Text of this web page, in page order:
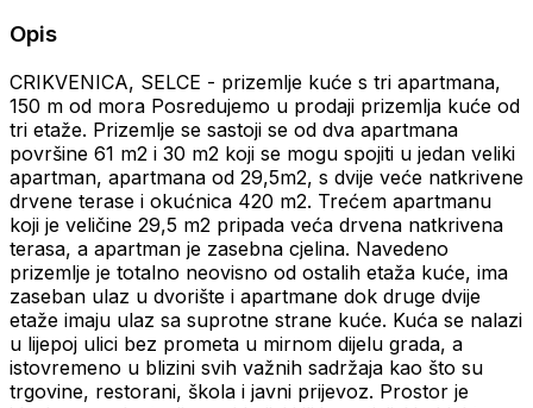
Opis
CRIKVENICA, SELCE - prizemlje kuće s tri apartmana,
150 m od mora Posredujemo u prodaji prizemlja kuće od
tri etaže. Prizemlje se sastoji se od dva apartmana
površine 61 m2 i 30 m2 koji se mogu spojiti u jedan veliki
apartman, apartmana od 29,5m2, s dvije veće natkrivene
drvene terase i okućnica 420 m2. Trećem apartmanu
koji je veličine 29,5 m2 pripada veća drvena natkrivena
terasa, a apartman je zasebna cjelina. Navedeno
prizemlje je totalno neovisno od ostalih etaža kuće, ima
zaseban ulaz u dvorište i apartmane dok druge dvije
etaže imaju ulaz sa suprotne strane kuće. Kuća se nalazi
u lijepoj ulici bez prometa u mirnom dijelu grada, a
istovremeno u blizini svih važnih sadržaja kao što su
trgovine, restorani, škola i javni prijevoz. Prostor je